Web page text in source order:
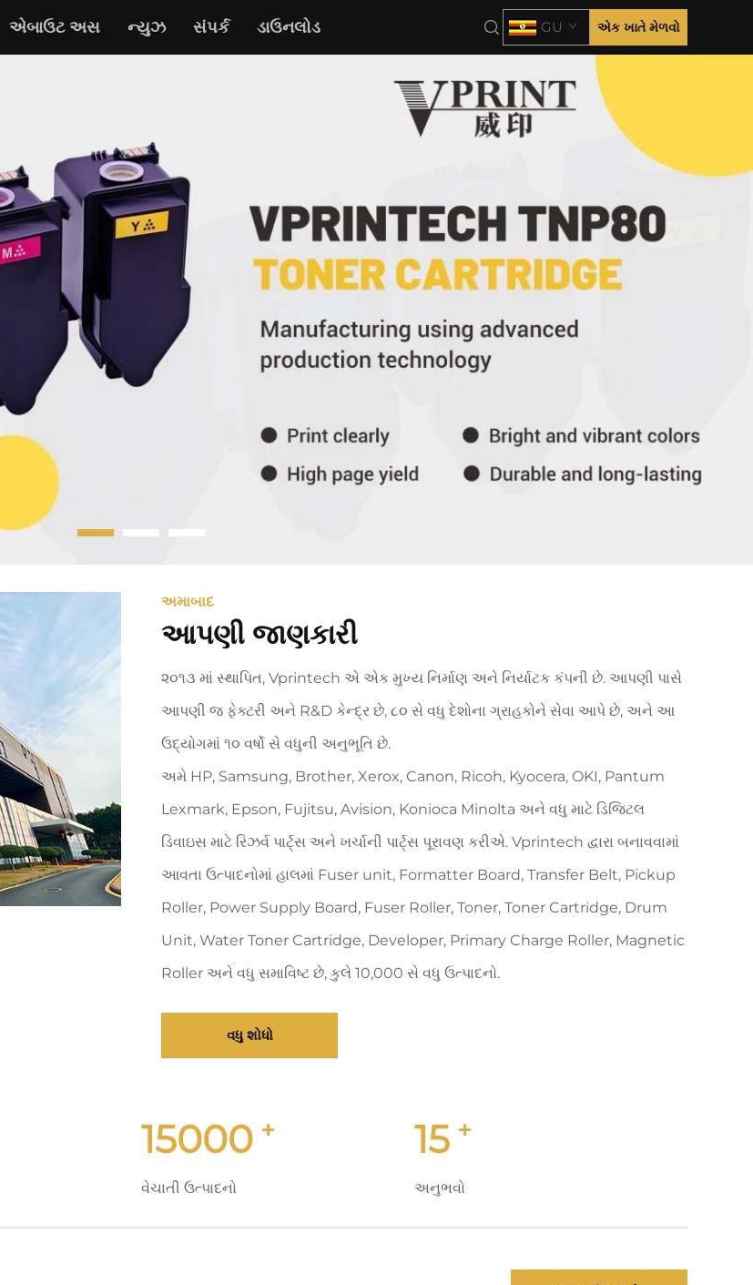
એબાઉટ અસ ન્યુઝ સંપર્ક ડાઉનલોડ GU એક ખાતે મેળવો
અમાબાદ
આપણી જાણકારી
૨૦૧૩ માં સ્થાપિત, Vprintech એ એક મુખ્ય નિર્માણ અને નિર્યાટક કંપની છે. આપણી પાસે
આપણી જ ફેક્ટરી અને R&D કેન્દ્ર છે, ૮૦ સે વધુ દેશોના ગ્રાહકોને સેવા આપે છે, અને આ
ઉદ્યોગમાં ૧૦ વર્ષો સે વધુની અનુભૂતિ છે.
અમે HP, Samsung, Brother, Xerox, Canon, Ricoh, Kyocera, OKI, Pantum
Lexmark, Epson, Fujitsu, Avision, Konioca Minolta અને વધુ માટે ડિજિટલ
ડિવાઇસ માટે રિઝર્વ પાર્ટ્સ અને ખર્ચાની પાર્ટ્સ પૂરાવણ કરીએ. Vprintech દ્વારા બનાવવામાં
આવતા ઉત્પાદનોમાં હાલમાં Fuser unit, Formatter Board, Transfer Belt, Pickup
Roller, Power Supply Board, Fuser Roller, Toner, Toner Cartridge, Drum
Unit, Water Toner Cartridge, Developer, Primary Charge Roller, Magnetic
Roller અને વધુ સમાવિષ્ટ છે, કુલે 10,000 સે વધુ ઉત્પાદનો.
વધુ શોધો
15000 +
વેચાતી ઉત્પાદનો
15 +
અનુભવો